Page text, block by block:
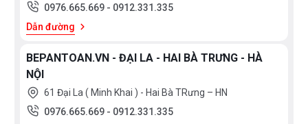
0976.665.669 - 0912.331.335
Dẫn đường
BEPANTOAN.VN - ĐẠI LA - HAI BÀ TRƯNG - HÀ
NỘI
61 Đại La ( Minh Khai ) - Hai Bà TRưng – HN
0976.665.669 - 0912.331.335